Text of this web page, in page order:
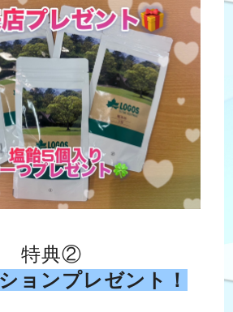
特典②
ョンプレゼント！